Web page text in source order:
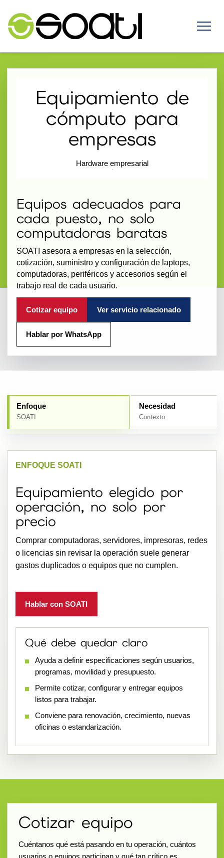
Equipamiento de
cómputo para
empresas
Hardware empresarial
Equipos adecuados para
cada puesto, no solo
computadoras baratas
SOATI asesora a empresas en la selección,
cotización, suministro y configuración de laptops,
computadoras, periféricos y accesorios según el
trabajo real de cada usuario.
Cotizar equipo Ver servicio relacionado
Hablar por WhatsApp
Enfoque
SOATI
Necesidad
Contexto
ENFOQUE SOATI
Equipamiento elegido por
operación, no solo por
precio
Comprar computadoras, servidores, impresoras, redes
o licencias sin revisar la operación suele generar
gastos duplicados o equipos que no cumplen.
Hablar con SOATI
Qué debe quedar claro
Ayuda a definir especificaciones según usuarios,
programas, movilidad y presupuesto.
Permite cotizar, configurar y entregar equipos
listos para trabajar.
Conviene para renovación, crecimiento, nuevas
oficinas o estandarización.
Cotizar equipo
Cuéntanos qué está pasando en tu operación, cuántos
usuarios o equipos participan y qué tan crítico es